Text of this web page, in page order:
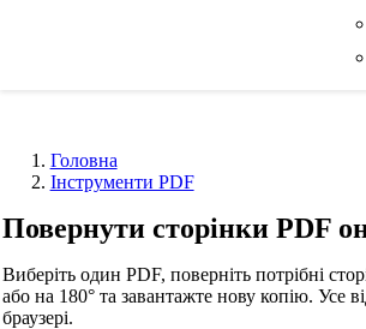
Головна
Інструменти PDF
Повернути сторінки PDF
Виберіть один PDF, поверніть потрібні
або на 180° та завантажте нову копію. Усе
браузері.